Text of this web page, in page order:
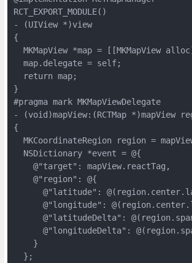
RCT_EXPORT_MODULE()
- (UIView *)view
{
MKMapView *map = [[MKMapView
  map.delegate = self;
  return map;
}
#pragma mark MKMapViewDelegate
- (void)mapView:(RCTMap *)mapView
{
MKCoordinateRegion region =
  NSDictionary *event = @{
    @"target": mapView.reactTag,
    @"region": @{
@"latitude":
@"longitude":
@"latitudeDelta":
@"longitudeDelta":
    }
  };